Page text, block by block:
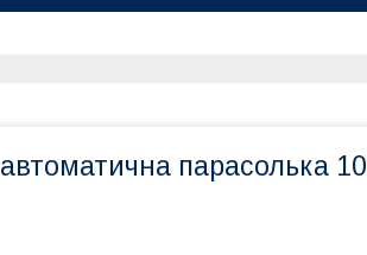
парасолька